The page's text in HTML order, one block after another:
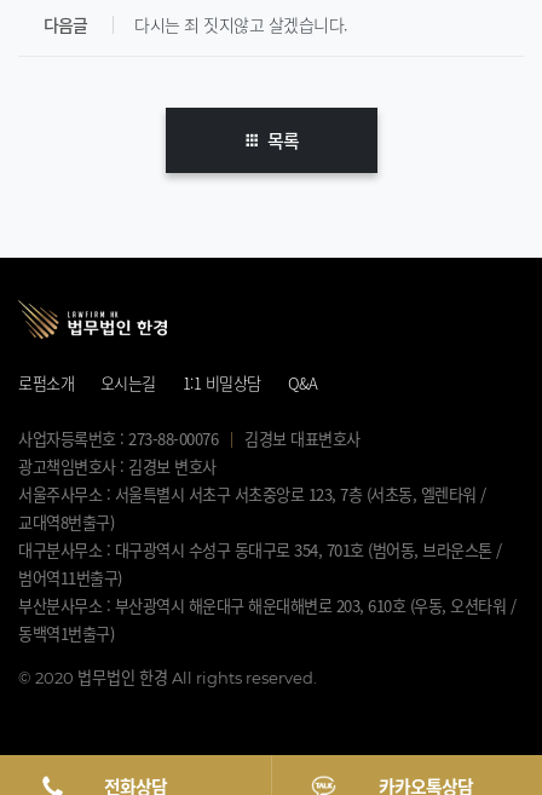
다음글 다시는 죄 짓지않고 살겠습니다.
목록
전화상담 카카오톡상담
로펌소개 오시는길 1:1 비밀상담 Q&A
사업자등록번호 : 273-88-00076
김경보 대표변호사
광고책임변호사 : 김경보 변호사
서울주사무소 : 서울특별시 서초구 서초중앙로 123, 7층 (서초동, 엘렌타워 /
교대역8번출구)
대구분사무소 : 대구광역시 수성구 동대구로 354, 701호 (범어동, 브라운스톤 /
범어역11번출구)
부산분사무소 : 부산광역시 해운대구 해운대해변로 203, 610호 (우동, 오션타워 /
동백역1번출구)
© 2020 법무법인 한경 All rights reserved.